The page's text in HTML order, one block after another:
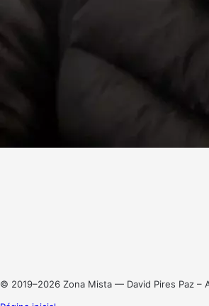
© 2019–2026 Zona Mista — David Pires Paz –